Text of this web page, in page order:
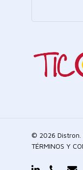
© 2026 Distron.
TÉRMINOS Y